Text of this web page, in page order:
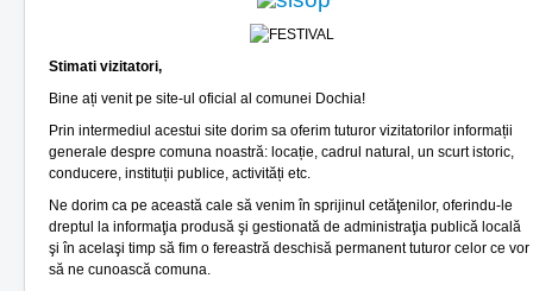
Situatii de urgenta
Contact
Log in
Monitorul oficial local
Stimati vizitatori,
Bine ați venit pe site-ul oficial al comunei Dochia!
Prin intermediul acestui site dorim sa oferim tuturor vizitatorilor informații
generale despre comuna noastră: locație, cadrul natural, un scurt istoric,
conducere, instituții publice, activități etc.
Ne dorim ca pe această cale să venim în sprijinul cetăţenilor, oferindu-le
dreptul la informaţia produsă şi gestionată de administraţia publică locală
şi în acelaşi timp să fim o fereastră deschisă permanent tuturor celor ce vor
să ne cunoască comuna.